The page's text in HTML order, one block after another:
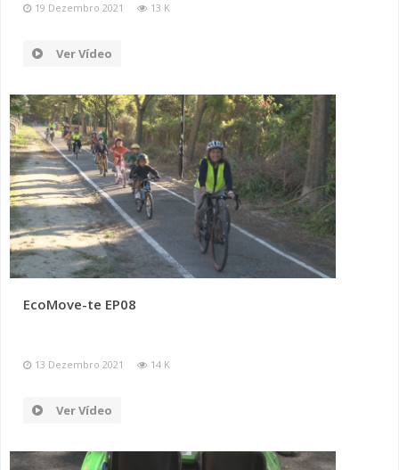
19 Dezembro 2021 13 K
Ver Vídeo
EcoMove-te EP08
13 Dezembro 2021 14 K
Ver Vídeo